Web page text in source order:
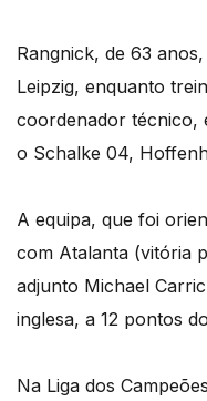
Rangnick, de 63
Leipzig, enquanto
coordenador técnico,
o Schalke 04,
A equipa, que foi
com Atalanta (vitória
adjunto Michael
inglesa, a 12 pontos
Na Liga dos